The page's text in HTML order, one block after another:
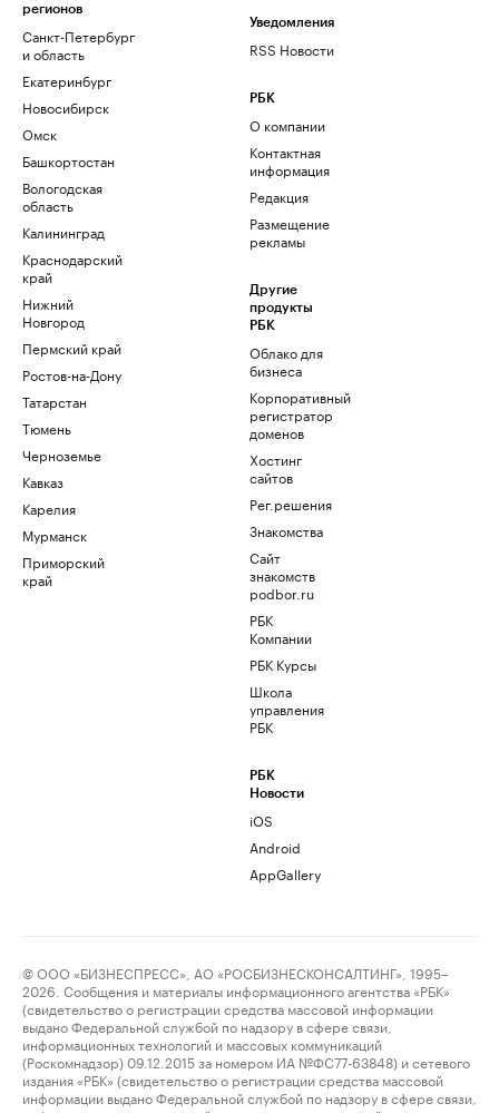
регионов
Санкт-Петербург
и область
Екатеринбург
Новосибирск
Омск
Башкортостан
Вологодская
область
Калининград
Краснодарский
край
Нижний
Новгород
Пермский край
Ростов-на-Дону
Татарстан
Тюмень
Черноземье
Кавказ
Карелия
Мурманск
Приморский
край
Уведомления
RSS Новости
РБК
О компании
Контактная
информация
Редакция
Размещение
рекламы
Другие
продукты
РБК
Облако для
бизнеса
Корпоративный
регистратор
доменов
Хостинг
сайтов
Рег.решения
Знакомства
Сайт
знакомств
podbor.ru
РБК
Компании
РБК Курсы
Школа
управления
РБК
РБК
Новости
iOS
Android
AppGallery
© ООО «БИЗНЕСПРЕСС», АО «РОСБИЗНЕСКОНСАЛТИНГ», 1995–
2026. Сообщения и материалы информационного агентства «РБК»
(свидетельство о регистрации средства массовой информации
выдано Федеральной службой по надзору в сфере связи,
информационных технологий и массовых коммуникаций
(Роскомнадзор) 09.12.2015 за номером ИА №ФС77-63848) и сетевого
издания «РБК» (свидетельство о регистрации средства массовой
информации выдано Федеральной службой по надзору в сфере связи,